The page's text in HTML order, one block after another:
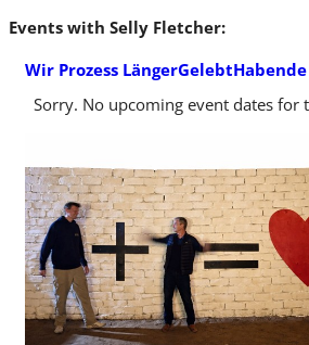
Events with Selly Fletcher:
Wir Prozess LängerGelebtHabende
Sorry. No upcoming event dates for